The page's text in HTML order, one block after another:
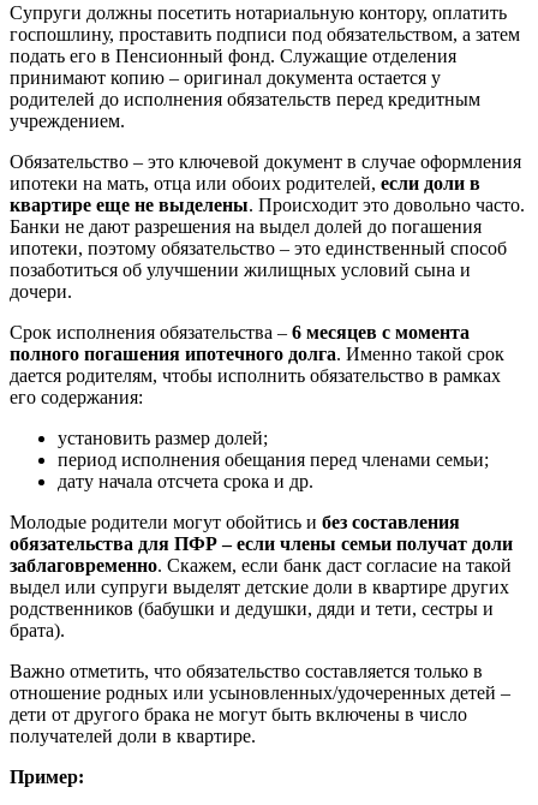
Супруги должны посетить нотариальную контору, оплатить
госпошлину, проставить подписи под обязательством, а затем
подать его в Пенсионный фонд. Служащие отделения
принимают копию – оригинал документа остается у
родителей до исполнения обязательств перед кредитным
учреждением.
Обязательство – это ключевой документ в случае оформления
ипотеки на мать, отца или обоих родителей, если доли в
квартире еще не выделены. Происходит это довольно часто.
Банки не дают разрешения на выдел долей до погашения
ипотеки, поэтому обязательство – это единственный способ
позаботиться об улучшении жилищных условий сына и
дочери.
Срок исполнения обязательства – 6 месяцев с момента
полного погашения ипотечного долга. Именно такой срок
дается родителям, чтобы исполнить обязательство в рамках
его содержания:
установить размер долей;
период исполнения обещания перед членами семьи;
дату начала отсчета срока и др.
Молодые родители могут обойтись и без составления
обязательства для ПФР – если члены семьи получат доли
заблаговременно. Скажем, если банк даст согласие на такой
выдел или супруги выделят детские доли в квартире других
родственников (бабушки и дедушки, дяди и тети, сестры и
брата).
Важно отметить, что обязательство составляется только в
отношение родных или усыновленных/удочеренных детей –
дети от другого брака не могут быть включены в число
получателей доли в квартире.
Пример: